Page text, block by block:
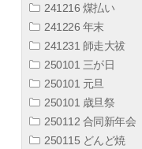
241216 煤払い
241226 年末
241231 師走大祓
250101 三が日
250101 元旦
250101 歳旦祭
250112 合同新年会
250115 どんど焼